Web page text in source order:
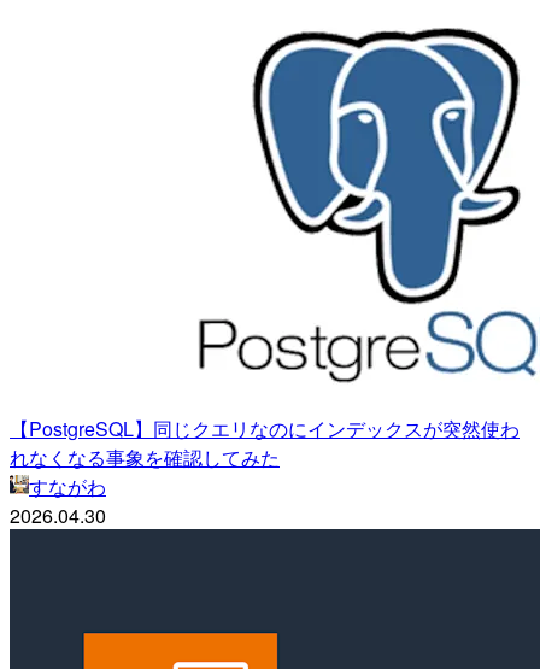
【PostgreSQL】同じクエリなのにインデックスが突然使わ
れなくなる事象を確認してみた
すながわ
2026.04.30